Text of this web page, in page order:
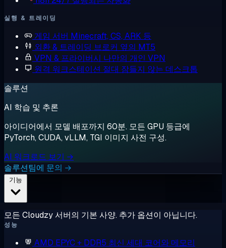
실행 & 트레이딩
게임 서버 Minecraft, CS, ARK 등
외환 & 트레이딩 브로커 옆의 MT5
VPN & 프라이버시 나만의 개인 VPN
원격 워크스테이션 절대 잠들지 않는 데스크톱
솔루션
AI 학습 및 추론
아이디어에서 모델 배포까지 60분. 모든 GPU 등급에
PyTorch, CUDA, vLLM, TGI 이미지 사전 구성.
AI 워크로드 보기 →
솔루션팀에 문의 →
모든 Cloudzy 서버의 기본 사양. 추가 옵션이 아닙니다.
성능
AMD EPYC + DDR5 최신 세대 코어와 메모리